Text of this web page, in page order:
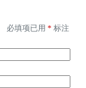
必填项已用 * 标注